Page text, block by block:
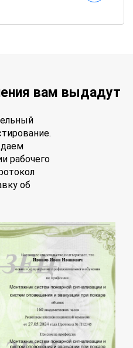
вам выдадут
рабочего
об